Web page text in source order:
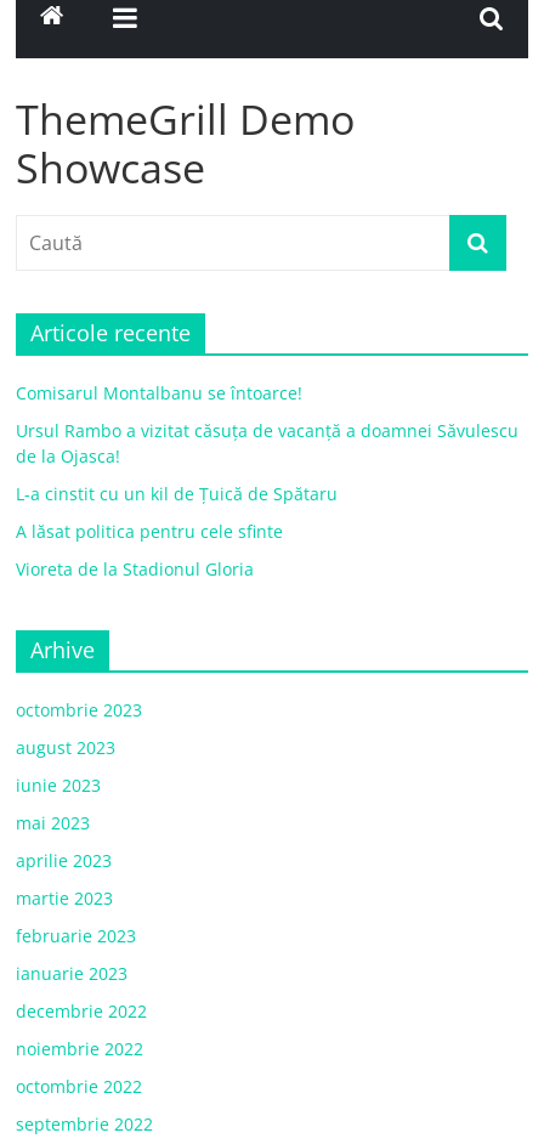
ThemeGrill Demo
Showcase
Articole recente
Comisarul Montalbanu se întoarce!
Ursul Rambo a vizitat căsuța de vacanță a doamnei Săvulescu
de la Ojasca!
L-a cinstit cu un kil de Țuică de Spătaru
A lăsat politica pentru cele sfinte
Vioreta de la Stadionul Gloria
Arhive
octombrie 2023
august 2023
iunie 2023
mai 2023
aprilie 2023
martie 2023
februarie 2023
ianuarie 2023
decembrie 2022
noiembrie 2022
octombrie 2022
septembrie 2022